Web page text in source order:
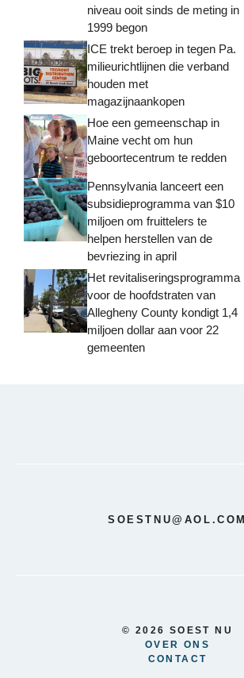
niveau ooit sinds de meting in
1999 begon
ICE trekt beroep in tegen Pa.
milieurichtlijnen die verband
houden met
magazijnaankopen
Hoe een gemeenschap in
Maine vecht om hun
geboortecentrum te redden
Pennsylvania lanceert een
subsidieprogramma van $10
miljoen om fruittelers te
helpen herstellen van de
bevriezing in april
Het revitaliseringsprogramma
voor de hoofdstraten van
Allegheny County kondigt 1,4
miljoen dollar aan voor 22
gemeenten
SOESTNU@AOL.COM
© 2026 SOEST NU
OVER ONS
CONTACT